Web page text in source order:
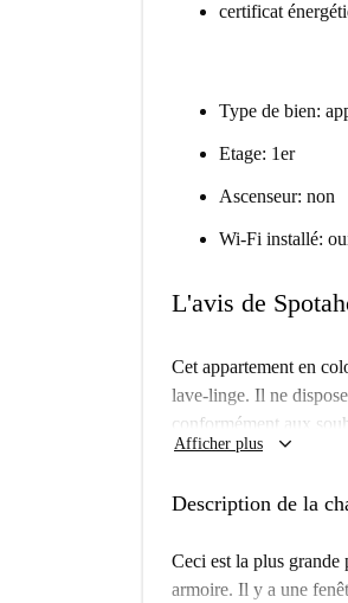
certificat
Type de bien:
Etage: 1er
Ascenseur: non
Wi-Fi installé:
L'avis de
Cet appartement en
lave-linge. Il ne
conformément aux
logement a été vérifié
Situé dans le quartier
Les résidents pourront
une immersion totale
Afficher plus keyboard_arrow_down
Description de la
Ceci est la plus grande
armoire. Il y a une